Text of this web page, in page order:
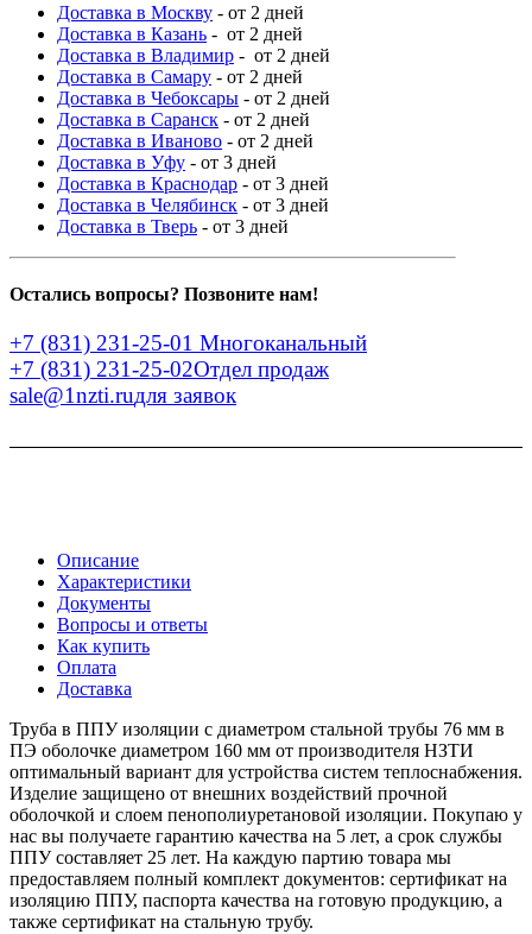
Доставка в Москву - от 2 дней
Доставка в Казань - от 2 дней
Доставка в Владимир - от 2 дней
Доставка в Самару - от 2 дней
Доставка в Чебоксары - от 2 дней
Доставка в Саранск - от 2 дней
Доставка в Иваново - от 2 дней
Доставка в Уфу - от 3 дней
Доставка в Краснодар - от 3 дней
Доставка в Челябинск - от 3 дней
Доставка в Тверь - от 3 дней
Остались вопросы? Позвоните нам!
+7 (831) 231-25-01 Многоканальный
+7 (831) 231-25-02Отдел продаж
sale@1nzti.ruдля заявок
Описание
Характеристики
Документы
Вопросы и ответы
Как купить
Оплата
Доставка
Труба в ППУ изоляции с диаметром стальной трубы 76 мм в
ПЭ оболочке диаметром 160 мм от производителя НЗТИ
оптимальный вариант для устройства систем теплоснабжения.
Изделие защищено от внешних воздействий прочной
оболочкой и слоем пенополиуретановой изоляции. Покупаю у
нас вы получаете гарантию качества на 5 лет, а срок службы
ППУ составляет 25 лет. На каждую партию товара мы
предоставляем полный комплект документов: сертификат на
изоляцию ППУ, паспорта качества на готовую продукцию, а
также сертификат на стальную трубу.